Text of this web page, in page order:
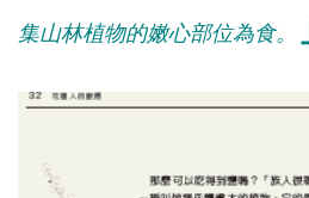
集山林植物的嫩心部位為食。